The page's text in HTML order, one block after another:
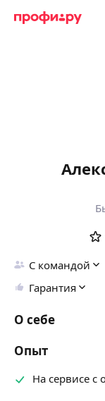
С командой
Гарантия
О себе
Опыт
На сервисе с